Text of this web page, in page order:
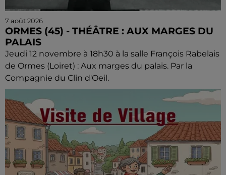
7 août 2026
ORMES (45) - THÉÂTRE : AUX MARGES DU
PALAIS
Jeudi 12 novembre à 18h30 à la salle François Rabelais
de Ormes (Loiret) : Aux marges du palais. Par la
Compagnie du Clin d'Oeil.